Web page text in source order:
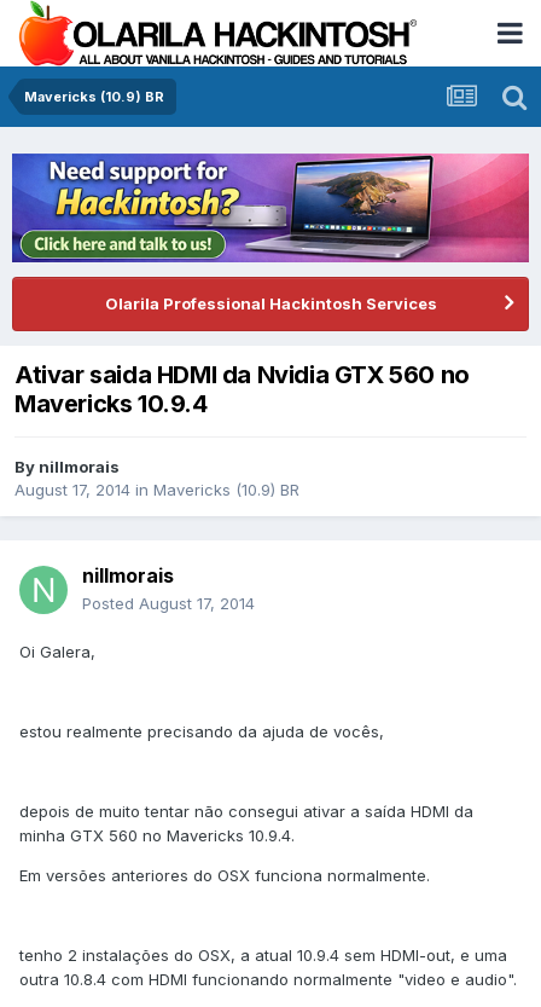
Mavericks (10.9) BR
Olarila Professional Hackintosh Services
Ativar saida HDMI da Nvidia GTX 560 no
Mavericks 10.9.4
By nillmorais
August 17, 2014 in Mavericks (10.9) BR
nillmorais
Posted August 17, 2014
Oi Galera,
estou realmente precisando da ajuda de vocês,
depois de muito tentar não consegui ativar a saída HDMI da
minha GTX 560 no Mavericks 10.9.4.
Em versões anteriores do OSX funciona normalmente.
tenho 2 instalações do OSX, a atual 10.9.4 sem HDMI-out, e uma
outra 10.8.4 com HDMI funcionando normalmente "video e audio".